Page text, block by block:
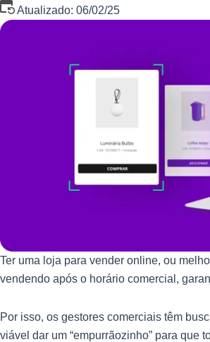
Atualizado: 06/02/25
Ter uma loja para vender online, ou
vendendo após o horário comercial,
Por isso, os gestores comerciais têm
viável dar um “empurrãozinho” para que